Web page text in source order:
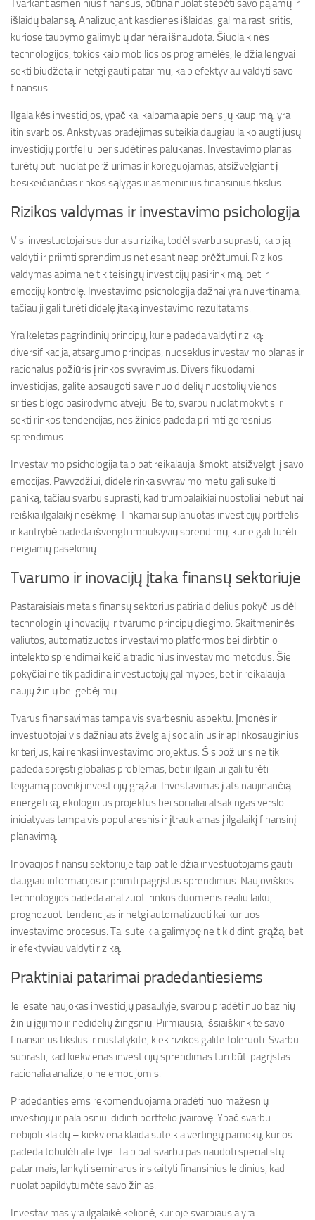
Tvarkant asmeninius finansus, būtina nuolat stebėti savo pajamų ir
išlaidų balansą. Analizuojant kasdienes išlaidas, galima rasti sritis,
kuriose taupymo galimybių dar nėra išnaudota. Šiuolaikinės
technologijos, tokios kaip mobiliosios programėlės, leidžia lengvai
sekti biudžetą ir netgi gauti patarimų, kaip efektyviau valdyti savo
finansus.
Ilgalaikės investicijos, ypač kai kalbama apie pensijų kaupimą, yra
itin svarbios. Ankstyvas pradėjimas suteikia daugiau laiko augti jūsų
investicijų portfeliui per sudėtines palūkanas. Investavimo planas
turėtų būti nuolat peržiūrimas ir koreguojamas, atsižvelgiant į
besikeičiančias rinkos sąlygas ir asmeninius finansinius tikslus.
Rizikos valdymas ir investavimo psichologija
Visi investuotojai susiduria su rizika, todėl svarbu suprasti, kaip ją
valdyti ir priimti sprendimus net esant neapibrėžtumui. Rizikos
valdymas apima ne tik teisingų investicijų pasirinkimą, bet ir
emocijų kontrolę. Investavimo psichologija dažnai yra nuvertinama,
tačiau ji gali turėti didelę įtaką investavimo rezultatams.
Yra keletas pagrindinių principų, kurie padeda valdyti riziką:
diversifikacija, atsargumo principas, nuoseklus investavimo planas ir
racionalus požiūris į rinkos svyravimus. Diversifikuodami
investicijas, galite apsaugoti save nuo didelių nuostolių vienos
srities blogo pasirodymo atveju. Be to, svarbu nuolat mokytis ir
sekti rinkos tendencijas, nes žinios padeda priimti geresnius
sprendimus.
Investavimo psichologija taip pat reikalauja išmokti atsižvelgti į savo
emocijas. Pavyzdžiui, didelė rinka svyravimo metu gali sukelti
paniką, tačiau svarbu suprasti, kad trumpalaikiai nuostoliai nebūtinai
reiškia ilgalaikį nesėkmę. Tinkamai suplanuotas investicijų portfelis
ir kantrybė padeda išvengti impulsyvių sprendimų, kurie gali turėti
neigiamų pasekmių.
Tvarumo ir inovacijų įtaka finansų sektoriuje
Pastaraisiais metais finansų sektorius patiria didelius pokyčius dėl
technologinių inovacijų ir tvarumo principų diegimo. Skaitmeninės
valiutos, automatizuotos investavimo platformos bei dirbtinio
intelekto sprendimai keičia tradicinius investavimo metodus. Šie
pokyčiai ne tik padidina investuotojų galimybes, bet ir reikalauja
naujų žinių bei gebėjimų.
Tvarus finansavimas tampa vis svarbesniu aspektu. Įmonės ir
investuotojai vis dažniau atsižvelgia į socialinius ir aplinkosauginius
kriterijus, kai renkasi investavimo projektus. Šis požiūris ne tik
padeda spręsti globalias problemas, bet ir ilgainiui gali turėti
teigiamą poveikį investicijų grąžai. Investavimas į atsinaujinančią
energetiką, ekologinius projektus bei socialiai atsakingas verslo
iniciatyvas tampa vis populiaresnis ir įtraukiamas į ilgalaikį finansinį
planavimą.
Inovacijos finansų sektoriuje taip pat leidžia investuotojams gauti
daugiau informacijos ir priimti pagrįstus sprendimus. Naujoviškos
technologijos padeda analizuoti rinkos duomenis realiu laiku,
prognozuoti tendencijas ir netgi automatizuoti kai kuriuos
investavimo procesus. Tai suteikia galimybę ne tik didinti grąžą, bet
ir efektyviau valdyti riziką.
Praktiniai patarimai pradedantiesiems
Jei esate naujokas investicijų pasaulyje, svarbu pradėti nuo bazinių
žinių įgijimo ir nedidelių žingsnių. Pirmiausia, išsiaiškinkite savo
finansinius tikslus ir nustatykite, kiek rizikos galite toleruoti. Svarbu
suprasti, kad kiekvienas investicijų sprendimas turi būti pagrįstas
racionalia analize, o ne emocijomis.
Pradedantiesiems rekomenduojama pradėti nuo mažesnių
investicijų ir palaipsniui didinti portfelio įvairovę. Ypač svarbu
nebijoti klaidų – kiekviena klaida suteikia vertingų pamokų, kurios
padeda tobulėti ateityje. Taip pat svarbu pasinaudoti specialistų
patarimais, lankyti seminarus ir skaityti finansinius leidinius, kad
nuolat papildytumėte savo žinias.
Investavimas yra ilgalaikė kelionė, kurioje svarbiausia yra